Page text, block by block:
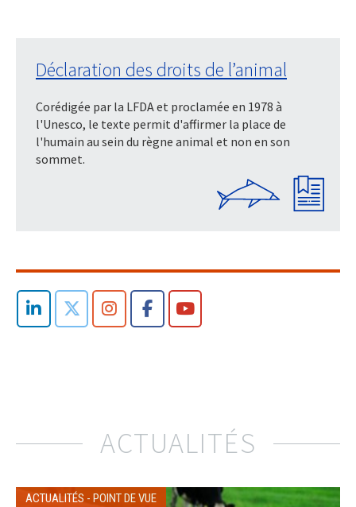
Déclaration des droits de l’animal
Corédigée par la LFDA et proclamée en 1978 à
l'Unesco, le texte permit d'affirmer la place de
l'humain au sein du règne animal et non en son
sommet.
ACTUALITÉS
ACTUALITÉS - POINT DE VUE